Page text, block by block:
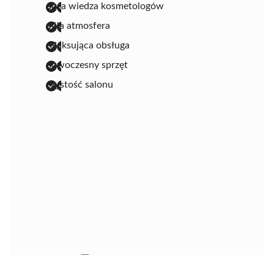
duża wiedza kosmetologów
miła atmosfera
relaksująca obsługa
nowoczesny sprzęt
czystość salonu